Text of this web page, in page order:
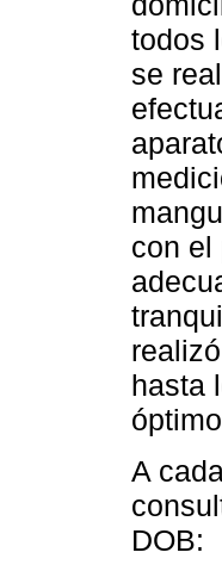
todos
se
con el
hasta
A
DOB: